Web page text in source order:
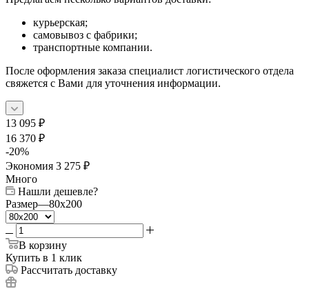
курьерская;
самовывоз с фабрики;
транспортные компании.
После оформления заказа специалист логистического отдела
свяжется с Вами для уточнения информации.
13 095 ₽
16 370 ₽
-20%
Экономия 3 275 ₽
Много
Нашли дешевле?
Размер—80x200
В корзину
Купить в 1 клик
Рассчитать доставку